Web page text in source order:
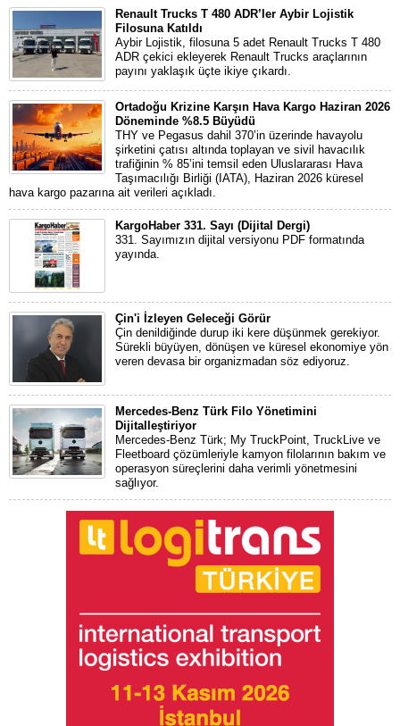
Renault Trucks T 480 ADR’ler Aybir Lojistik
Filosuna Katıldı
Aybir Lojistik, filosuna 5 adet Renault Trucks T 480
ADR çekici ekleyerek Renault Trucks araçlarının
payını yaklaşık üçte ikiye çıkardı.
Ortadoğu Krizine Karşın Hava Kargo Haziran 2026
Döneminde %8.5 Büyüdü
THY ve Pegasus dahil 370’in üzerinde havayolu
şirketini çatısı altında toplayan ve sivil havacılık
trafiğinin % 85’ini temsil eden Uluslararası Hava
Taşımacılığı Birliği (IATA), Haziran 2026 küresel
hava kargo pazarına ait verileri açıkladı.
KargoHaber 331. Sayı (Dijital Dergi)
331. Sayımızın dijital versiyonu PDF formatında
yayında.
Çin'i İzleyen Geleceği Görür
Çin denildiğinde durup iki kere düşünmek gerekiyor.
Sürekli büyüyen, dönüşen ve küresel ekonomiye yön
veren devasa bir organizmadan söz ediyoruz.
Mercedes-Benz Türk Filo Yönetimini
Dijitalleştiriyor
Mercedes-Benz Türk; My TruckPoint, TruckLive ve
Fleetboard çözümleriyle kamyon filolarının bakım ve
operasyon süreçlerini daha verimli yönetmesini
sağlıyor.